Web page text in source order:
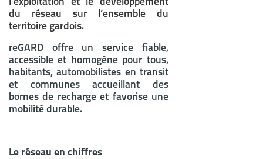
l’exploitation et le développement
du réseau sur l’ensemble du
territoire gardois.
reGARD offre un service fiable,
accessible et homogène pour tous,
habitants, automobilistes en transit
et communes accueillant des
bornes de recharge et favorise une
mobilité durable.
Le réseau en chiffres